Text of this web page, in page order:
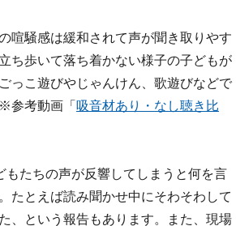
喧騒感は緩和されて声が聞き取りやす
ち歩いて落ち着かない様子の子どもが
っこ遊びやじゃんけん、歌遊びなどで
参考動画「 吸音材あり・なし聴き比
もたちの声が反響してしまうと何を言
たとえば読み聞かせ中にそわそわして
、という報告もあります。また、現場